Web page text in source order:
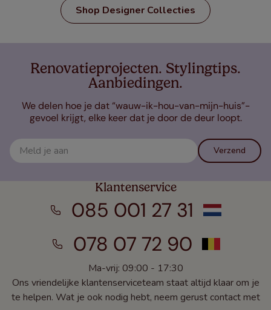
Shop Designer Collecties
Renovatieprojecten. Stylingtips.
Aanbiedingen.
We delen hoe je dat “wauw-ik-hou-van-mijn-huis”-
gevoel krijgt, elke keer dat je door de deur loopt.
Verzend
Klantenservice
085 001 27 31
078 07 72 90
Ma-vrij: 09:00 - 17:30
Ons vriendelijke klantenserviceteam staat altijd klaar om je
te helpen. Wat je ook nodig hebt, neem gerust contact met